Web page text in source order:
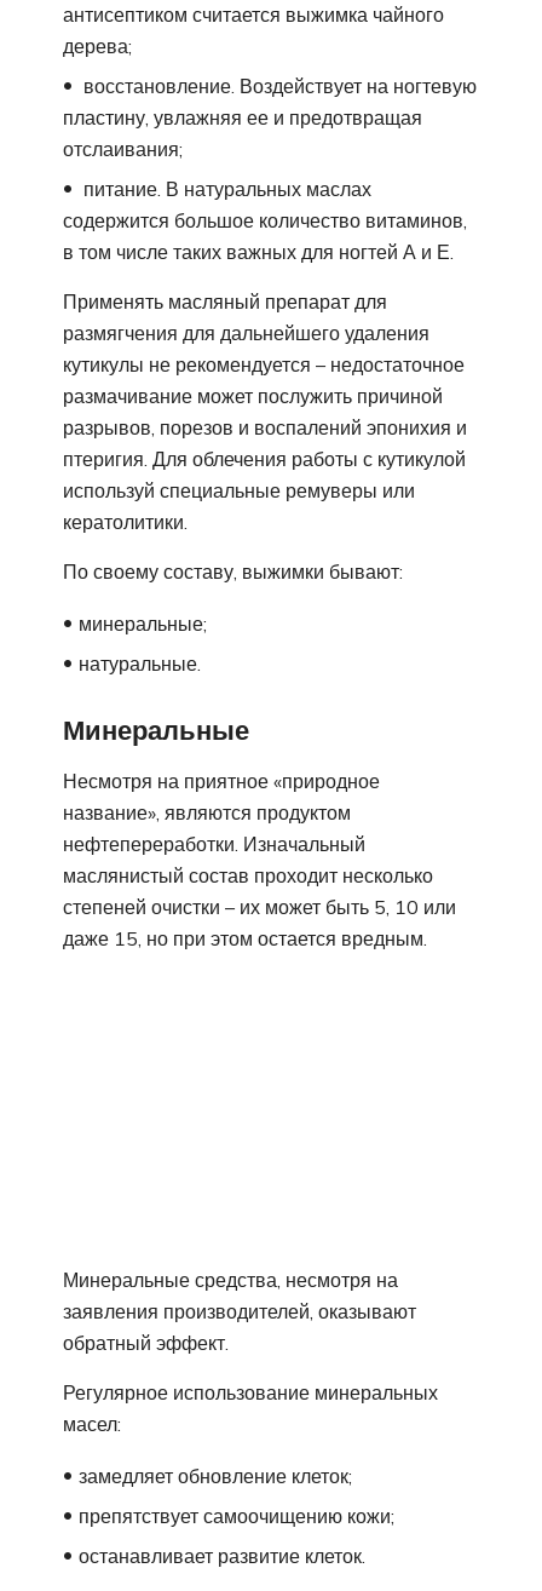
антисептиком считается выжимка чайного
дерева;
восстановление. Воздействует на ногтевую
пластину, увлажняя ее и предотвращая
отслаивания;
питание. В натуральных маслах
содержится большое количество витаминов,
в том числе таких важных для ногтей А и Е.
Применять масляный препарат для
размягчения для дальнейшего удаления
кутикулы не рекомендуется – недостаточное
размачивание может послужить причиной
разрывов, порезов и воспалений эпонихия и
птеригия. Для облечения работы с кутикулой
используй специальные ремуверы или
кератолитики.
По своему составу, выжимки бывают:
минеральные;
натуральные.
Минеральные
Несмотря на приятное «природное
название», являются продуктом
нефтепереработки. Изначальный
маслянистый состав проходит несколько
степеней очистки – их может быть 5, 10 или
даже 15, но при этом остается вредным.
Минеральные средства, несмотря на
заявления производителей, оказывают
обратный эффект.
Регулярное использование минеральных
масел:
замедляет обновление клеток;
препятствует самоочищению кожи;
останавливает развитие клеток.